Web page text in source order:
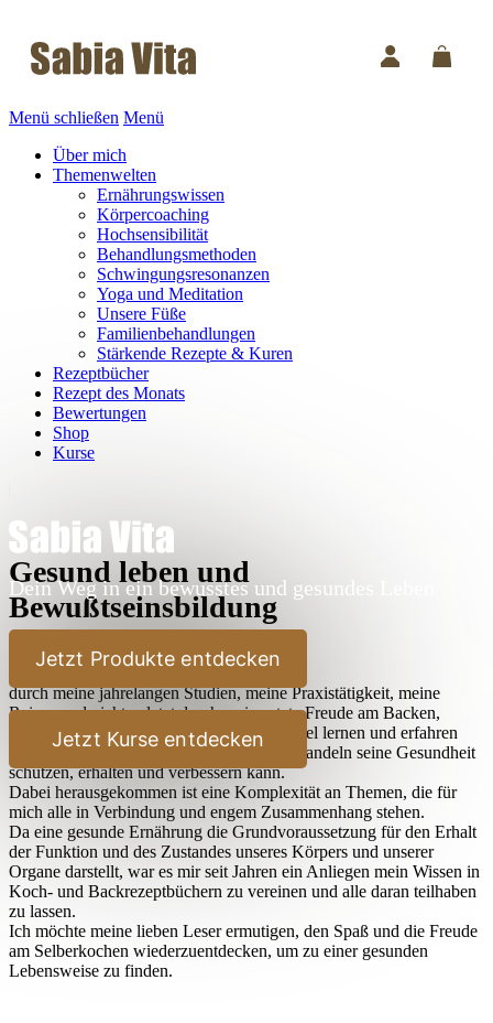
Menü schließen Menü
Über mich
Themenwelten
Ernährungswissen
Körpercoaching
Hochsensibilität
Behandlungsmethoden
Schwingungsresonanzen
Yoga und Meditation
Unsere Füße
Familienbehandlungen
Stärkende Rezepte & Kuren
Rezeptbücher
Rezept des Monats
Bewertungen
Shop
Kurse
Dein Weg in ein bewusstes und gesundes Leben
Jetzt Produkte entdecken
Jetzt Kurse entdecken
Gesund leben und
Bewußtseinsbildung
Lieber Leser,
durch meine jahrelangen Studien, meine Praxistätigkeit, meine
Reisen und nicht zuletzt durch meine stete Freude am Backen,
Kochen und Ausprobieren habe ich sehr viel lernen und erfahren
dürfen, wie der Mensch durch bewußtes Handeln seine Gesundheit
schützen, erhalten und verbessern kann.
Dabei herausgekommen ist eine Komplexität an Themen, die für
mich alle in Verbindung und engem Zusammenhang stehen.
Da eine gesunde Ernährung die Grundvoraussetzung für den Erhalt
der Funktion und des Zustandes unseres Körpers und unserer
Organe darstellt, war es mir seit Jahren ein Anliegen mein Wissen in
Koch- und Backrezeptbüchern zu vereinen und alle daran teilhaben
zu lassen.
Ich möchte meine lieben Leser ermutigen, den Spaß und die Freude
am Selberkochen wiederzuentdecken, um zu einer gesunden
Lebensweise zu finden.